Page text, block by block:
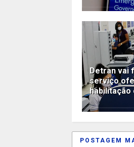
Detran vai
serviço
POSTAGEM